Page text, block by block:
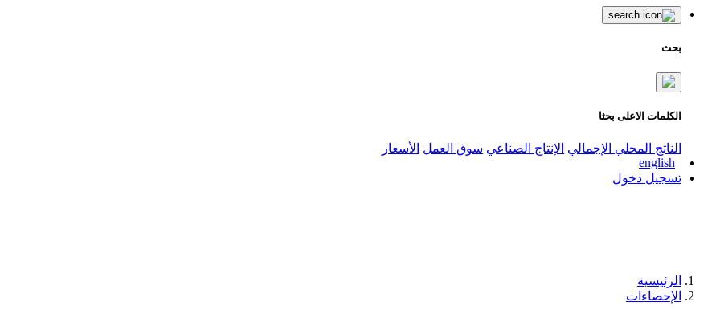
بحث
الكلمات الاعلى بحثا
الناتج المحلي الإجمالي الإنتاج الصناعي سوق العمل الأسعار
english
تسجيل دخول
الرئيسية
الإحصاءات